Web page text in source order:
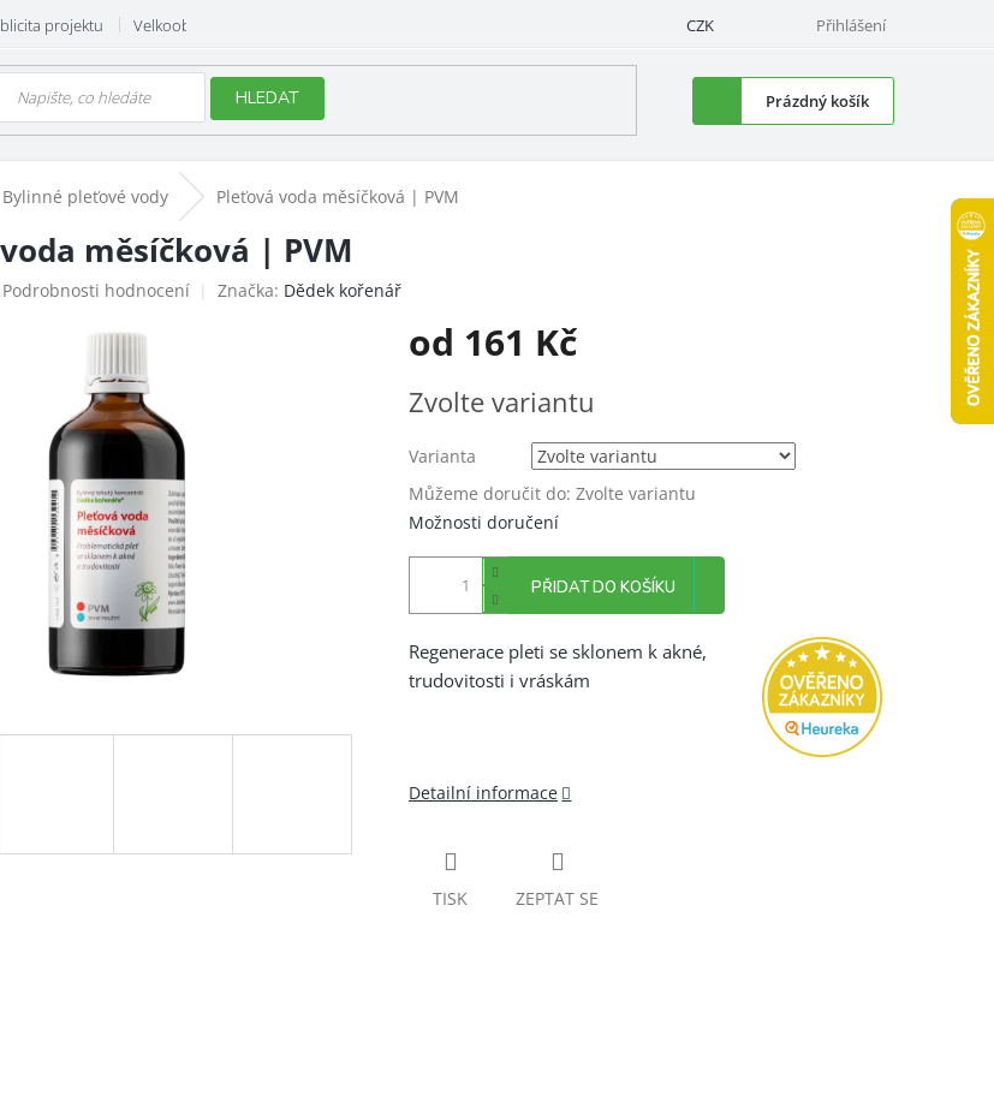
projektu Velkoobchod CZK Přihlášení
HLEDAT
Nákupní
košík
Prázdný košík
Bylinné pleťové vody Pleťová voda měsíčková | PVM
měsíčková | PVM
Podrobnosti hodnocení Značka: Dědek kořenář
od 161 Kč
cena:
Zvolte variantu
Varianta
Můžeme doručit do: Zvolte variantu
Možnosti doručení
PŘIDAT DO KOŠÍKU
Regenerace pleti se sklonem k akné,
trudovitosti i vráskám
Detailní informace
TISK ZEPTAT SE